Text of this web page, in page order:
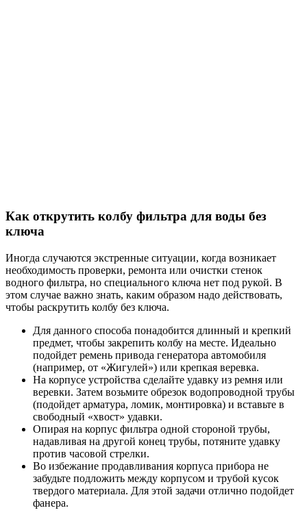
Как открутить колбу фильтра для воды без
ключа
Иногда случаются экстренные ситуации, когда возникает
необходимость проверки, ремонта или очистки стенок
водного фильтра, но специального ключа нет под рукой. В
этом случае важно знать, каким образом надо действовать,
чтобы раскрутить колбу без ключа.
Для данного способа понадобится длинный и крепкий
предмет, чтобы закрепить колбу на месте. Идеально
подойдет ремень привода генератора автомобиля
(например, от «Жигулей») или крепкая веревка.
На корпусе устройства сделайте удавку из ремня или
веревки. Затем возьмите обрезок водопроводной трубы
(подойдет арматура, ломик, монтировка) и вставьте в
свободный «хвост» удавки.
Опирая на корпус фильтра одной стороной трубы,
надавливая на другой конец трубы, потяните удавку
против часовой стрелки.
Во избежание продавливания корпуса прибора не
забудьте подложить между корпусом и трубой кусок
твердого материала. Для этой задачи отлично подойдет
фанера.